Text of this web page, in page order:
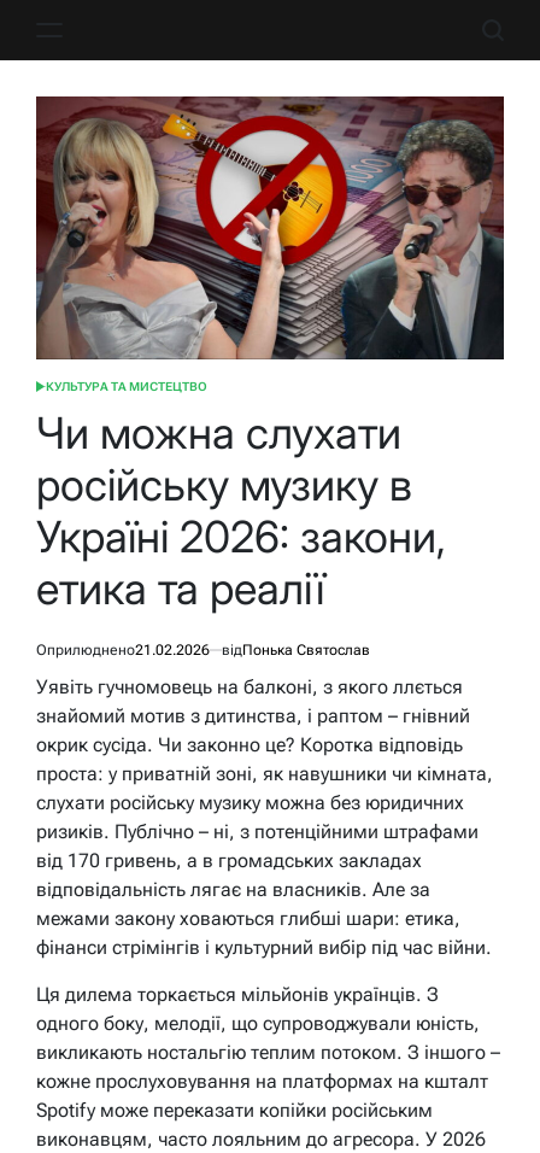
ОПУБЛІКУВАТИ
КУЛЬТУРА ТА МИСТЕЦТВО
Чи можна слухати
російську музику в
Україні 2026: закони,
етика та реалії
Оприлюднено21.02.2026 відПонька Святослав
Уявіть гучномовець на балконі, з якого ллється
знайомий мотив з дитинства, і раптом – гнівний
окрик сусіда. Чи законно це? Коротка відповідь
проста: у приватній зоні, як навушники чи кімната,
слухати російську музику можна без юридичних
ризиків. Публічно – ні, з потенційними штрафами
від 170 гривень, а в громадських закладах
відповідальність лягає на власників. Але за
межами закону ховаються глибші шари: етика,
фінанси стрімінгів і культурний вибір під час війни.
Ця дилема торкається мільйонів українців. З
одного боку, мелодії, що супроводжували юність,
викликають ностальгію теплим потоком. З іншого –
кожне прослуховування на платформах на кшталт
Spotify може переказати копійки російським
виконавцям, часто лояльним до агресора. У 2026